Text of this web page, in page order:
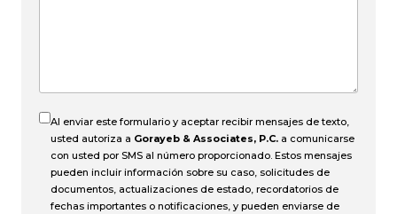
Al enviar este formulario y aceptar recibir mensajes de texto,
usted autoriza a Gorayeb & Associates, P.C. a comunicarse
con usted por SMS al número proporcionado. Estos mensajes
pueden incluir información sobre su caso, solicitudes de
documentos, actualizaciones de estado, recordatorios de
fechas importantes o notificaciones, y pueden enviarse de